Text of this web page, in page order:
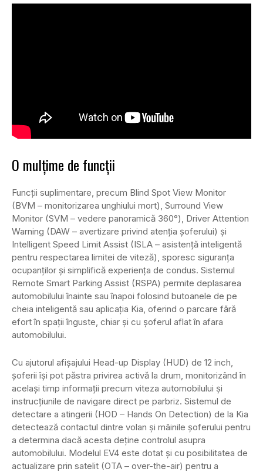
O mulțime de funcții
Funcții suplimentare, precum Blind Spot View Monitor
(BVM – monitorizarea unghiului mort), Surround View
Monitor (SVM – vedere panoramică 360°), Driver Attention
Warning (DAW – avertizare privind atenția șoferului) și
Intelligent Speed Limit Assist (ISLA – asistență inteligentă
pentru respectarea limitei de viteză), sporesc siguranța
ocupanților și simplifică experiența de condus. Sistemul
Remote Smart Parking Assist (RSPA) permite deplasarea
automobilului înainte sau înapoi folosind butoanele de pe
cheia inteligentă sau aplicația Kia, oferind o parcare fără
efort în spații înguste, chiar și cu șoferul aflat în afara
automobilului.
Cu ajutorul afișajului Head-up Display (HUD) de 12 inch,
șoferii își pot păstra privirea activă la drum, monitorizând în
același timp informații precum viteza automobilului și
instrucțiunile de navigare direct pe parbriz. Sistemul de
detectare a atingerii (HOD – Hands On Detection) de la Kia
detectează contactul dintre volan și mâinile șoferului pentru
a determina dacă acesta deține controlul asupra
automobilului. Modelul EV4 este dotat și cu posibilitatea de
actualizare prin satelit (OTA – over-the-air) pentru a